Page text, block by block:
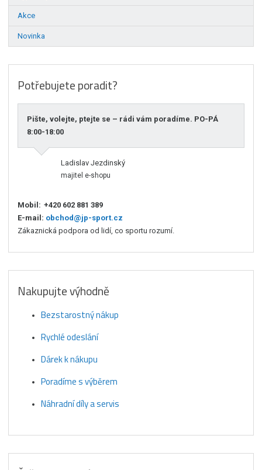
Akce
Novinka
Potřebujete poradit?
Pište, volejte, ptejte se – rádi vám poradíme. PO-PÁ
8:00-18:00
Ladislav Jezdinský
majitel e-shopu
Mobil: +420 602 881 389
E-mail: obchod@jp-sport.cz
Zákaznická podpora od lidí, co sportu rozumí.
Nakupujte výhodně
Bezstarostný nákup
Rychlé odeslání
Dárek k nákupu
Poradíme s výběrem
Náhradní díly a servis